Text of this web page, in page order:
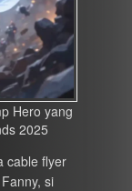
Hero yang
2025
cable flyer
si